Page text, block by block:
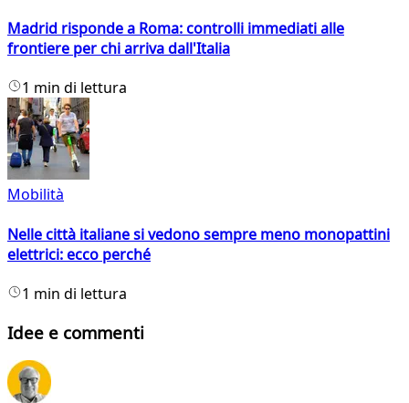
Madrid risponde a Roma: controlli immediati alle
frontiere per chi arriva dall'Italia
1 min di lettura
Mobilità
Nelle città italiane si vedono sempre meno monopattini
elettrici: ecco perché
1 min di lettura
Idee e commenti